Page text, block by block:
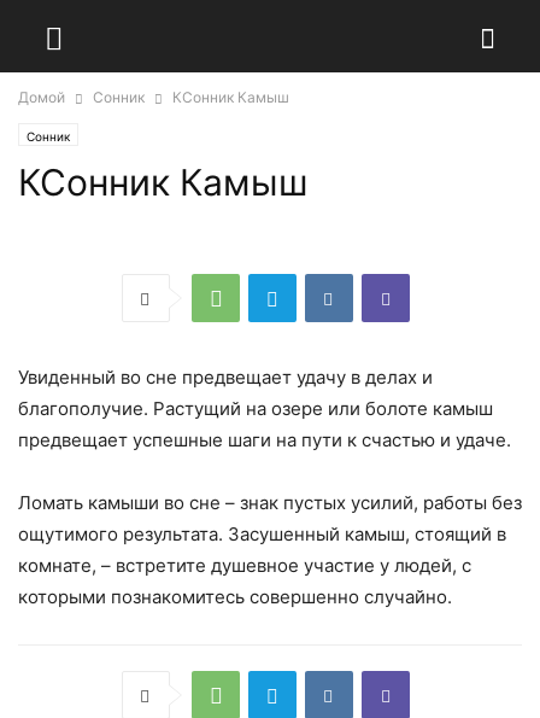
Домой Сонник КСонник Камыш
Сонник
КСонник Камыш
Увиденный во сне предвещает удачу в делах и
благополучие. Растущий на озере или болоте камыш
предвещает успешные шаги на пути к счастью и удаче.
Ломать камыши во сне – знак пустых усилий, работы без
ощутимого результата. Засушенный камыш, стоящий в
комнате, – встретите душевное участие у людей, с
которыми познакомитесь совершенно случайно.